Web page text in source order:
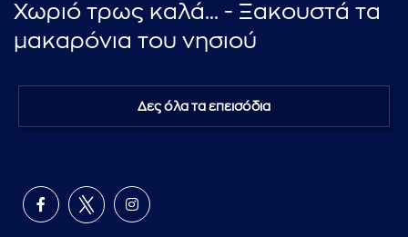
Χωριό τρως καλά... - Ξακουστά τα
μακαρόνια του νησιού
Δες όλα τα επεισόδια